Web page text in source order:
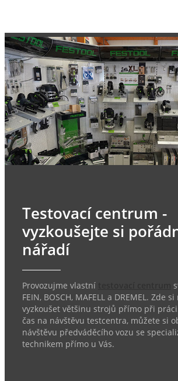
Testovací centrum -
vyzkoušejte si
nářadí
Provozujme vlastní
FEIN, BOSCH, MAFELL a DREMEL. Zde
vyzkoušet většinu strojů přímo při
čas na návštěvu testcentra, můžete si
návštěvu předváděcího vozu se
technikem přímo u Vás.